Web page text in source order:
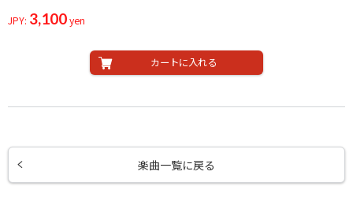
JPY: 3,100yen
カートに入れる
楽曲一覧に戻る